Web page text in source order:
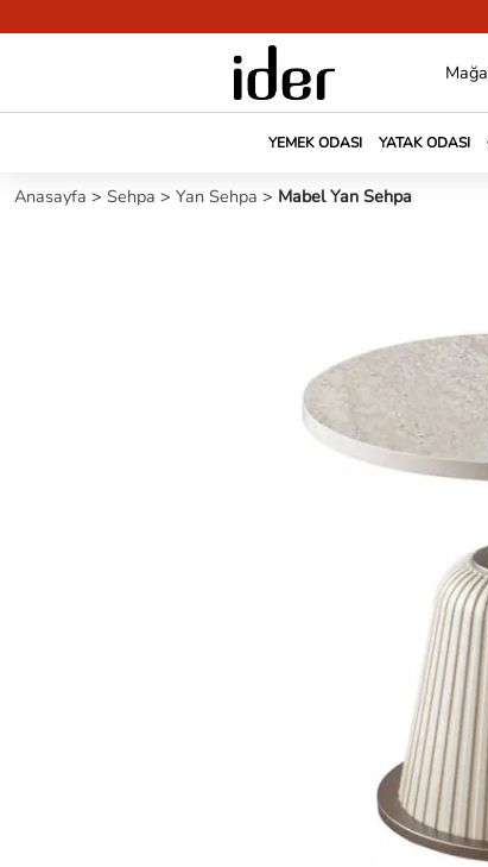
YEMEK ODASI YATAK ODASI
Anasayfa > Sehpa > Yan Sehpa > Mabel Yan Sehpa